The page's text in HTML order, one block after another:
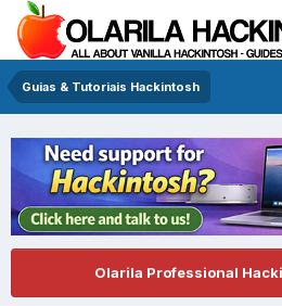
Guias & Tutoriais Hackintosh
Olarila Professional